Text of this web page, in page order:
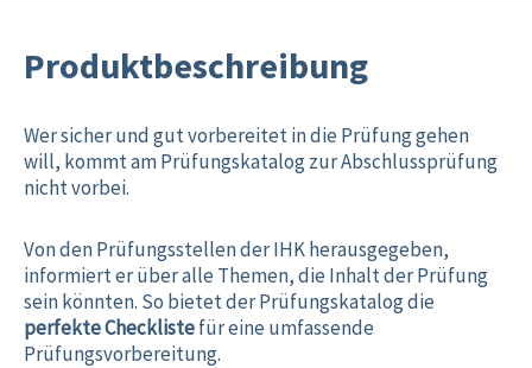
Produktbeschreibung
Wer sicher und gut vorbereitet in die Prüfung gehen
will, kommt am Prüfungskatalog zur Abschlussprüfung
nicht vorbei.
Von den Prüfungsstellen der IHK herausgegeben,
informiert er über alle Themen, die Inhalt der Prüfung
sein könnten. So bietet der Prüfungskatalog die
perfekte Checklistefür eine umfassende
Prüfungsvorbereitung.